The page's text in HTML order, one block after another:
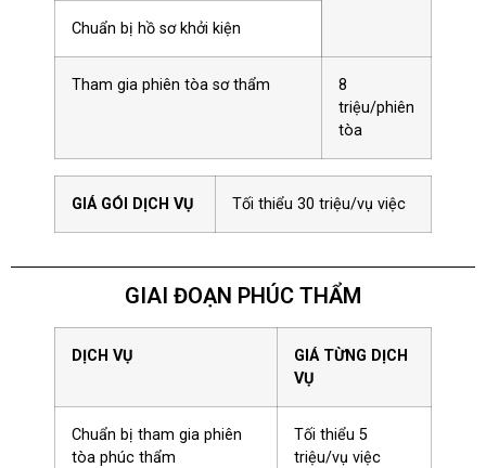
Chuẩn bị hồ sơ khởi kiện
Tham gia phiên tòa sơ thẩm
8
triệu/phiên
tòa
GIÁ GÓI DỊCH VỤ Tối thiểu 30 triệu/vụ việc
GIAI ĐOẠN PHÚC THẨM
DỊCH VỤ
GIÁ TỪNG DỊCH
VỤ
Chuẩn bị tham gia phiên
tòa phúc thẩm
Tối thiểu 5
triệu/vụ việc